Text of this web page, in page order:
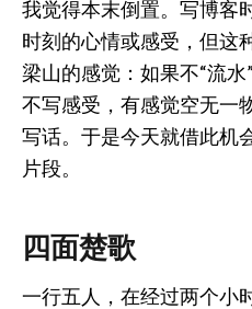
我觉得本末倒置。写博客
时刻的心情或感受，但这
梁山的感觉：如果不“流
不写感受，有感觉空无一
写话。于是今天就借此机
片段。
四面楚歌
一行五人，在经过两个小